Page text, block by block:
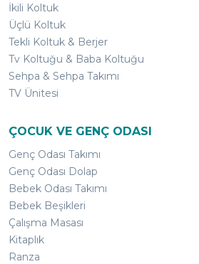
İkili Koltuk
Üçlü Koltuk
Tekli Koltuk & Berjer
Tv Koltuğu & Baba Koltuğu
Sehpa & Sehpa Takımı
TV Ünitesi
ÇOCUK VE GENÇ ODASI
Genç Odası Takımı
Genç Odası Dolap
Bebek Odası Takımı
Bebek Beşikleri
Çalışma Masası
Kitaplık
Ranza